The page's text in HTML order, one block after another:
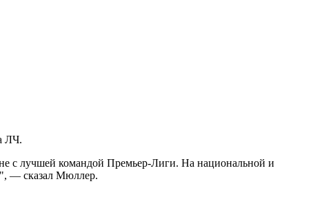
ЛЧ.
с лучшей командой Премьер-Лиги. На национальной и
", — сказал Мюллер.